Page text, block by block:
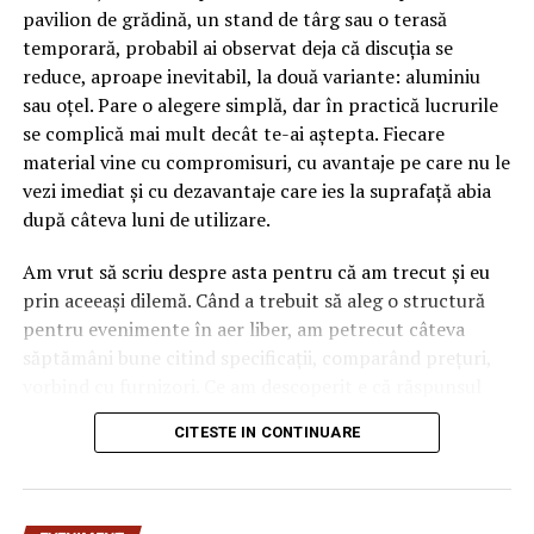
pavilion de grădină, un stand de târg sau o terasă
temporară, probabil ai observat deja că discuția se
reduce, aproape inevitabil, la două variante: aluminiu
sau oțel. Pare o alegere simplă, dar în practică lucrurile
se complică mai mult decât te-ai aștepta. Fiecare
material vine cu compromisuri, cu avantaje pe care nu le
vezi imediat și cu dezavantaje care ies la suprafață abia
după câteva luni de utilizare.
Am vrut să scriu despre asta pentru că am trecut și eu
prin aceeași dilemă. Când a trebuit să aleg o structură
pentru evenimente în aer liber, am petrecut câteva
săptămâni bune citind specificații, comparând prețuri,
„corect” depinde mult de context, de cât de des muți
pavilionul și de ce condiții meteo ai de înfruntat.
CITESTE IN CONTINUARE